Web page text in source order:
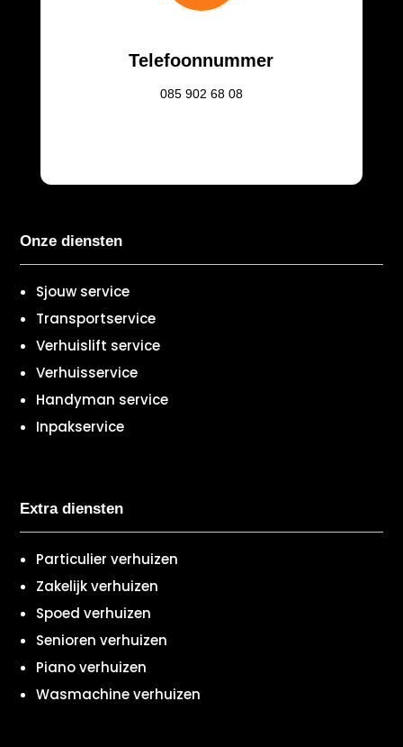
Telefoonnummer
085 902 68 08
Onze diensten
Sjouw service
Transportservice
Verhuislift service
Verhuisservice
Handyman service
Inpakservice
Extra diensten
Particulier verhuizen
Zakelijk verhuizen
Spoed verhuizen
Senioren verhuizen
Piano verhuizen
Wasmachine verhuizen